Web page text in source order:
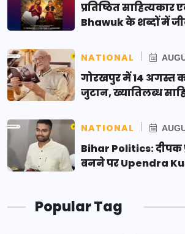
प्रतिष्ठित
Bhawuk के शब्दों में
NATIONAL
गोरखपुर में 14 अगस्त
जुटान, ख्यातिलब्ध
NATIONAL
Bihar Politics: दीपक
बनने पर Upendra
Popular Tag